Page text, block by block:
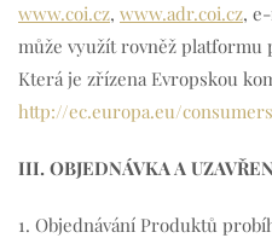
www.coi.cz, www.adr.coi.cz,
může využít rovněž
Která je zřízena Evropskou
http://ec.europa.eu/
III. OBJEDNÁVKA A
1. Objednávání Produktů